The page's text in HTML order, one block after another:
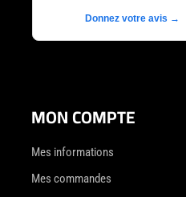
Donnez votre avis →
MON COMPTE
Mes informations
Mes commandes